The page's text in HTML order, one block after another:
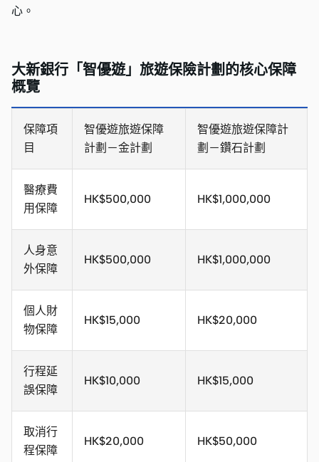
心。
大新銀行「智優遊」旅遊保險計劃的核心保障
概覽
保障項
目
智優遊旅遊保障
計劃－金計劃
智優遊旅遊保障計
劃－鑽石計劃
醫療費
用保障
HK$500,000 HK$1,000,000
人身意
外保障
HK$500,000 HK$1,000,000
個人財
物保障
HK$15,000 HK$20,000
行程延
誤保障
HK$10,000 HK$15,000
取消行
程保障
HK$20,000 HK$50,000